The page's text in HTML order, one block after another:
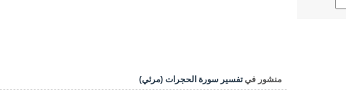
منشور في تفسير سورة الحجرات (مرئي)